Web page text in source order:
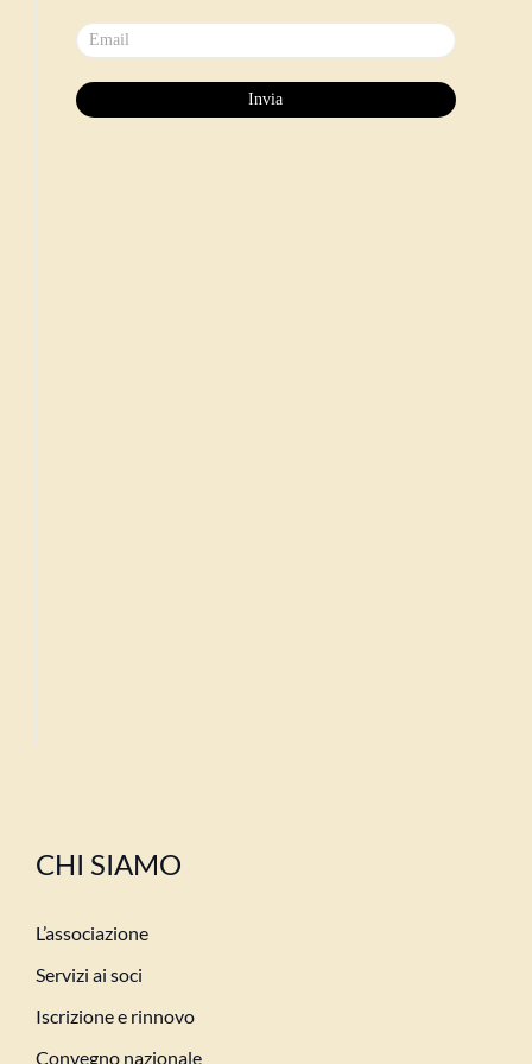
CHI SIAMO
L’associazione
Servizi ai soci
Iscrizione e rinnovo
Convegno nazionale